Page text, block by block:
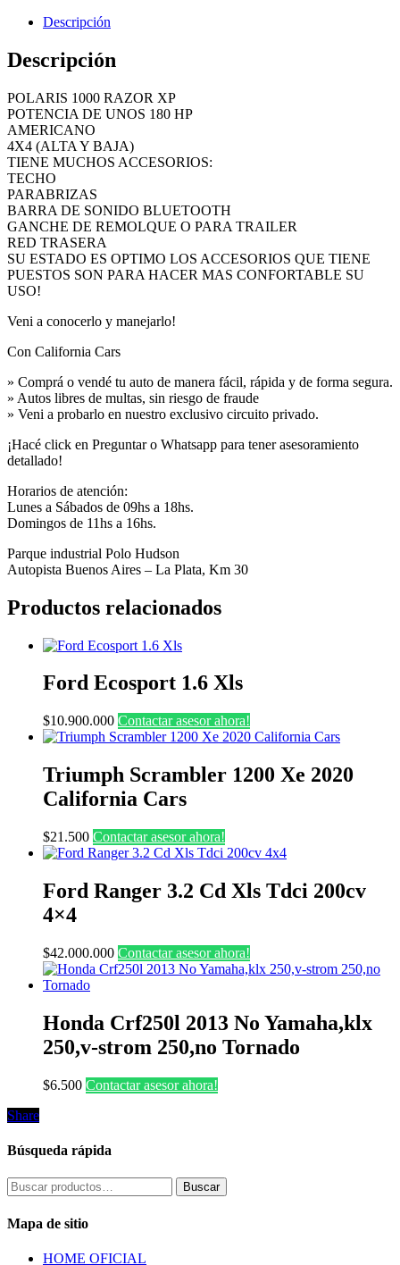
Descripción
Descripción
POLARIS 1000 RAZOR XP
POTENCIA DE UNOS 180 HP
AMERICANO
4X4 (ALTA Y BAJA)
TIENE MUCHOS ACCESORIOS:
TECHO
PARABRIZAS
BARRA DE SONIDO BLUETOOTH
GANCHE DE REMOLQUE O PARA TRAILER
RED TRASERA
SU ESTADO ES OPTIMO LOS ACCESORIOS QUE TIENE
PUESTOS SON PARA HACER MAS CONFORTABLE SU
USO!
Veni a conocerlo y manejarlo!
Con California Cars
» Comprá o vendé tu auto de manera fácil, rápida y de forma segura.
» Autos libres de multas, sin riesgo de fraude
» Veni a probarlo en nuestro exclusivo circuito privado.
¡Hacé click en Preguntar o Whatsapp para tener asesoramiento
detallado!
Horarios de atención:
Lunes a Sábados de 09hs a 18hs.
Domingos de 11hs a 16hs.
Parque industrial Polo Hudson
Autopista Buenos Aires – La Plata, Km 30
Productos relacionados
Ford Ecosport 1.6 Xls
$10.900.000 Contactar asesor ahora!
Triumph Scrambler 1200 Xe 2020
California Cars
$21.500 Contactar asesor ahora!
Ford Ranger 3.2 Cd Xls Tdci 200cv
4×4
$42.000.000 Contactar asesor ahora!
Honda Crf250l 2013 No Yamaha,klx
250,v-strom 250,no Tornado
$6.500 Contactar asesor ahora!
Share
Share
Búsqueda rápida
Buscar
por:
Buscar
Mapa de sitio
HOME OFICIAL